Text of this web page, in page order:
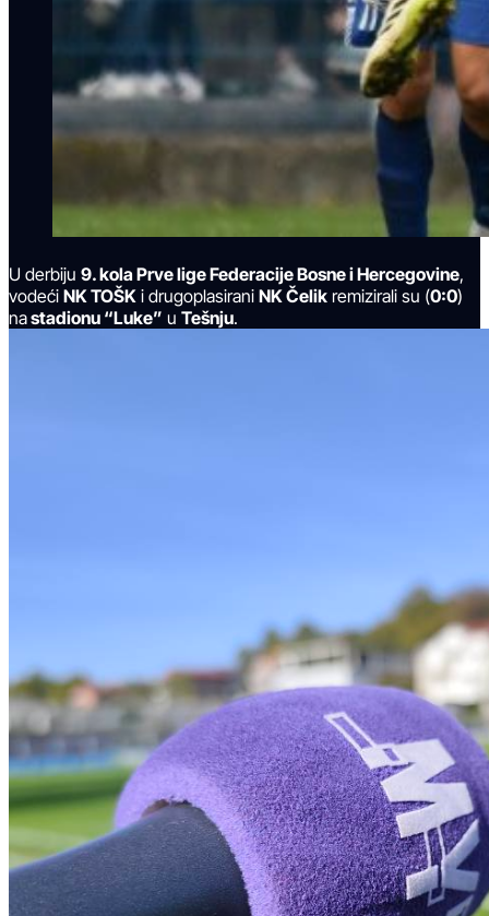
U derbiju 9. kola Prve lige Federacije Bosne i Hercegovine,
vodeći NK TOŠK i drugoplasirani NK Čelik remizirali su (0:0)
nastadionu “Luke” u Tešnju.